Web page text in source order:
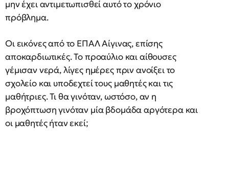
μην έχει αντιμετωπισθεί αυτό το χρόνιο
πρόβλημα.
Οι εικόνες από το ΕΠΑΛ Αίγινας, επίσης
αποκαρδιωτικές. Το προαύλιο και αίθουσες
γέμισαν νερά, λίγες ημέρες πριν ανοίξει το
σχολείο και υποδεχτεί τους μαθητές και τις
μαθήτριες. Τι θα γινόταν, ωστόσο, αν η
βροχόπτωση γινόταν μία βδομάδα αργότερα και
οι μαθητές ήταν εκεί;